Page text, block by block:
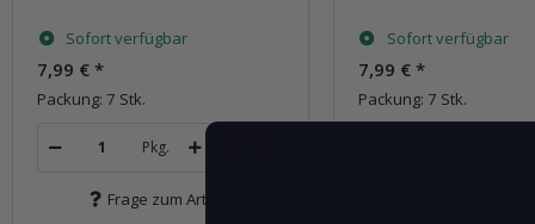
Sofort verfügbar
7,99 € *
Packung: 7 Stk.
Pkg.
Frage zum Artikel
Sofort verfügbar
7,99 € *
Packung: 7 Stk.